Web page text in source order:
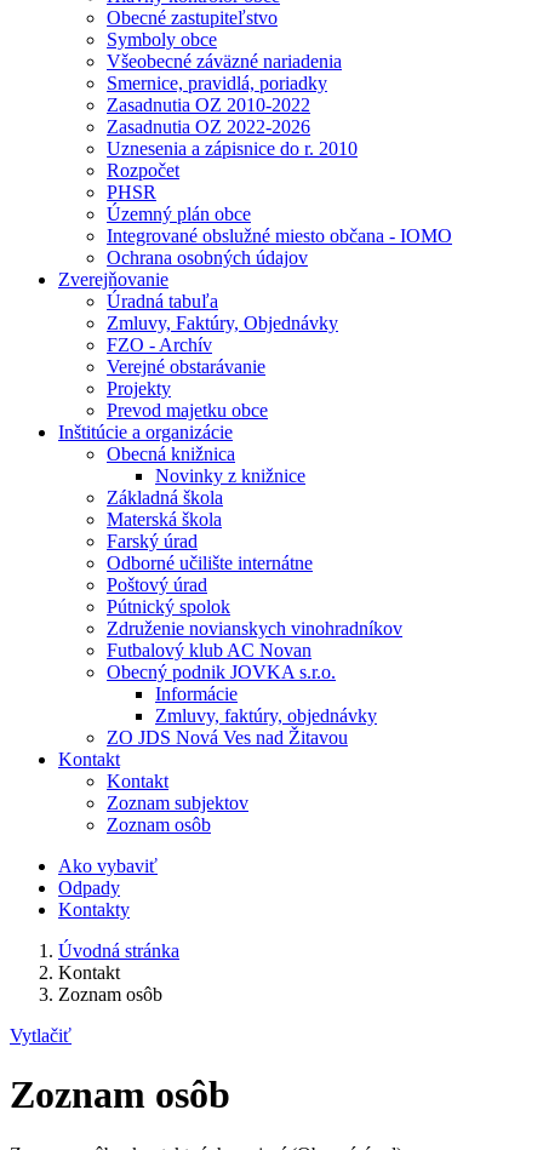
Obecné zastupiteľstvo
Symboly obce
Všeobecné záväzné nariadenia
Smernice, pravidlá, poriadky
Zasadnutia OZ 2010-2022
Zasadnutia OZ 2022-2026
Uznesenia a zápisnice do r. 2010
Rozpočet
PHSR
Územný plán obce
Integrované obslužné miesto občana - IOMO
Ochrana osobných údajov
Zverejňovanie
Úradná tabuľa
Zmluvy, Faktúry, Objednávky
FZO - Archív
Verejné obstarávanie
Projekty
Prevod majetku obce
Inštitúcie a organizácie
Obecná knižnica
Novinky z knižnice
Základná škola
Materská škola
Farský úrad
Odborné učilište internátne
Poštový úrad
Pútnický spolok
Združenie novianskych vinohradníkov
Futbalový klub AC Novan
Obecný podnik JOVKA s.r.o.
Informácie
Zmluvy, faktúry, objednávky
ZO JDS Nová Ves nad Žitavou
Kontakt
Kontakt
Zoznam subjektov
Zoznam osôb
Ako vybaviť
Odpady
Kontakty
Úvodná stránka
Kontakt
Zoznam osôb
Vytlačiť
Zoznam osôb